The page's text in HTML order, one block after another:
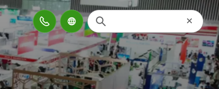
Contact
Đặt lại tìm